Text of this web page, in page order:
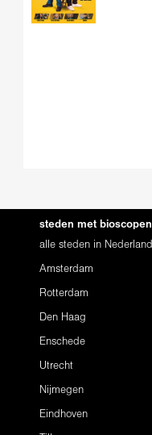
steden met bioscopen
alle steden in Nederland
Amsterdam
Rotterdam
Den Haag
Enschede
Utrecht
Nijmegen
Eindhoven